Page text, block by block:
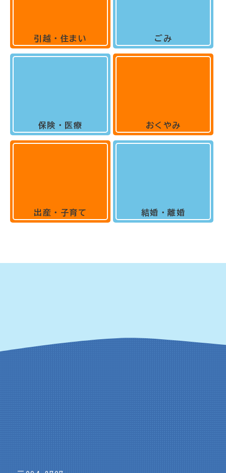
引越・住まい
保険・医療
出産・子育て
ごみ
おくやみ
結婚・離婚